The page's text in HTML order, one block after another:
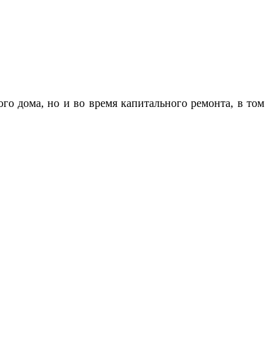
дома, но и во время капитального ремонта, в том